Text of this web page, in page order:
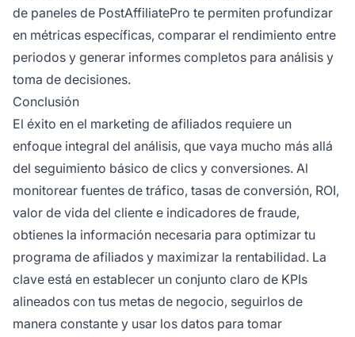
de paneles de PostAffiliatePro te permiten profundizar
en métricas específicas, comparar el rendimiento entre
periodos y generar informes completos para análisis y
toma de decisiones.
Conclusión
El éxito en el marketing de afiliados requiere un
enfoque integral del análisis, que vaya mucho más allá
del seguimiento básico de clics y conversiones. Al
monitorear fuentes de tráfico, tasas de conversión, ROI,
valor de vida del cliente e indicadores de fraude,
obtienes la información necesaria para optimizar tu
programa de afiliados y maximizar la rentabilidad. La
clave está en establecer un conjunto claro de KPIs
alineados con tus metas de negocio, seguirlos de
manera constante y usar los datos para tomar